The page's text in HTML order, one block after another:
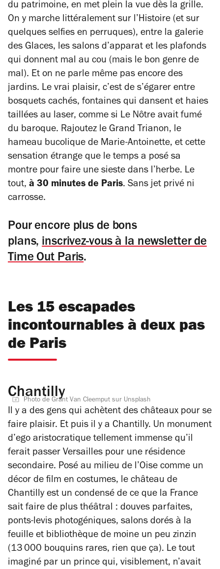
du patrimoine, en met plein la vue dès la grille.
On y marche littéralement sur l’Histoire (et sur
quelques selfies en perruques), entre la galerie
des Glaces, les salons d’apparat et les plafonds
qui donnent mal au cou (mais le bon genre de
mal). Et on ne parle même pas encore des
jardins. Le vrai plaisir, c’est de s’égarer entre
bosquets cachés, fontaines qui dansent et haies
taillées au laser, comme si Le Nôtre avait fumé
du baroque. Rajoutez le Grand Trianon, le
hameau bucolique de Marie-Antoinette, et cette
sensation étrange que le temps a posé sa
montre pour faire une sieste dans l’herbe. Le
tout, à 30 minutes de Paris. Sans jet privé ni
carrosse.
Pour encore plus de bons
plans, inscrivez-vous à la newsletter de
Time Out Paris.
Les 15 escapades
incontournables à deux pas
de Paris
Chantilly
Photo de Grant Van Cleemput sur Unsplash
Il y a des gens qui achètent des châteaux pour se
faire plaisir. Et puis il y a Chantilly. Un monument
d’ego aristocratique tellement immense qu’il
ferait passer Versailles pour une résidence
secondaire. Posé au milieu de l’Oise comme un
décor de film en costumes, le château de
Chantilly est un condensé de ce que la France
sait faire de plus théâtral : douves parfaites,
ponts-levis photogéniques, salons dorés à la
feuille et bibliothèque de moine un peu zinzin
(13 000 bouquins rares, rien que ça). Le tout
imaginé par un prince qui, visiblement, n’avait